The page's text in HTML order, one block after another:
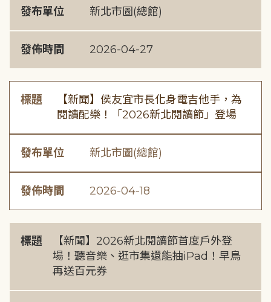
發布單位 新北市圖(總館)
發佈時間 2026-04-27
標題
【新聞】侯友宜市長化身電吉他手，為
閱讀配樂！「2026新北閱讀節」登場
發布單位 新北市圖(總館)
發佈時間 2026-04-18
標題
【新聞】2026新北閱讀節首度戶外登
場！聽音樂、逛市集還能抽iPad！早鳥
再送百元券